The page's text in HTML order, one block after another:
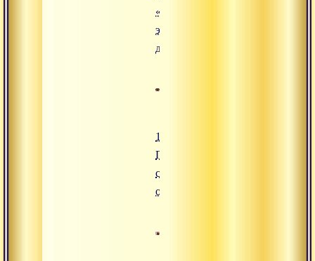
«Путь
эволюции
души»
17.07.2010
Практиковать в
соответствии с
обстоятельствами